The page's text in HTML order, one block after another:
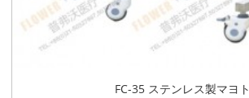
FC-35 ステンレス製マヨト